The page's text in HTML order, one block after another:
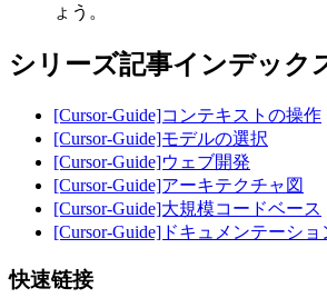
ょう。
シリーズ記事インデック
[Cursor-Guide]コンテキストの操作
[Cursor-Guide]モデルの選択
[Cursor-Guide]ウェブ開発
[Cursor-Guide]アーキテクチャ図
[Cursor-Guide]大規模コードベース
[Cursor-Guide]ドキュメンテーシ
快速链接